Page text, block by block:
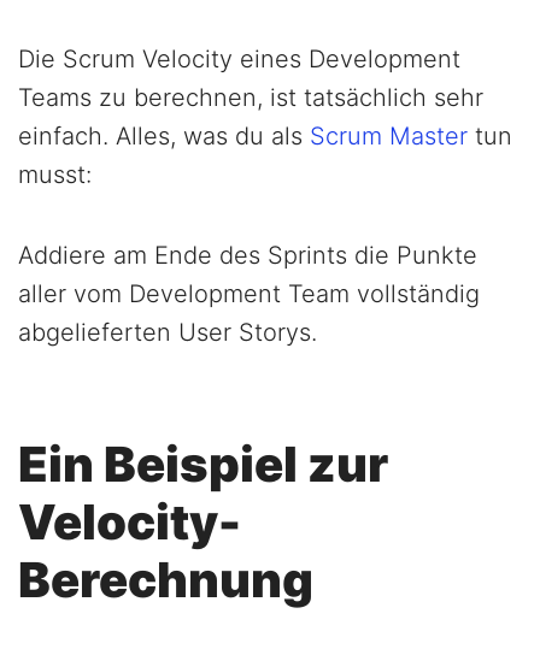
Die Scrum Velocity eines Development
Teams zu berechnen, ist tatsächlich sehr
einfach. Alles, was du als Scrum Master tun
musst:
Addiere am Ende des Sprints die Punkte
aller vom Development Team vollständig
abgelieferten User Storys.
Ein Beispiel zur
Velocity-
Berechnung